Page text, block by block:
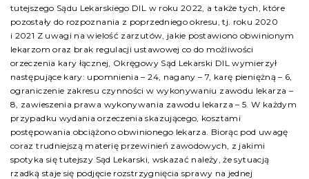
tutejszego Sądu Lekarskiego DIL w roku 2022, a także tych, które
pozostały do rozpoznania z poprzedniego okresu, tj. roku 2020
i 2021 Z uwagi na wielość zarzutów, jakie postawiono obwinionym
lekarzom oraz brak regulacji ustawowej co do możliwości
orzeczenia kary łącznej, Okręgowy Sąd Lekarski DIL wymierzył
następujące kary: upomnienia – 24, nagany – 7, karę pieniężną – 6,
ograniczenie zakresu czynności w wykonywaniu zawodu lekarza –
8, zawieszenia prawa wykonywania zawodu lekarza – 5. W każdym
przypadku wydania orzeczenia skazującego, kosztami
postępowania obciążono obwinionego lekarza. Biorąc pod uwagę
coraz trudniejszą materię przewinień zawodowych, z jakimi
spotyka się tutejszy Sąd Lekarski, wskazać należy, że sytuacją
rzadką staje się podjęcie rozstrzygnięcia sprawy na jednej